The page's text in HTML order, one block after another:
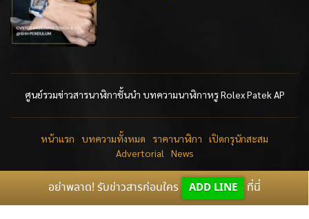
ศูนย์รวมข่าวสารนาฬิกาชั้นนำ บทความนาฬิกาหรู Rolex Patek AP
หน้าแรก บทความทั้งหมด ราคานาฬิกา
เปิดกรุนักสะสม
Advertorial
News
อย่าพลาด! รับข่าวสารก่อนใคร ADD LINE ที่นี่